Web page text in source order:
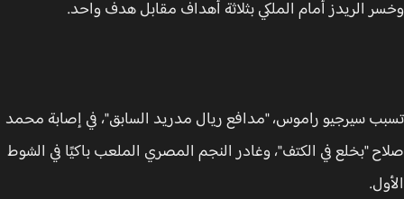
الريدز أمام الملكي بثلاثة أهداف مقابل هدف واحد.
سيرجيو راموس، "مدافع ريال مدريد السابق"، في إصابة محمد
"بخلع في الكتف"، وغادر النجم المصري الملعب باكيًا في الشوط